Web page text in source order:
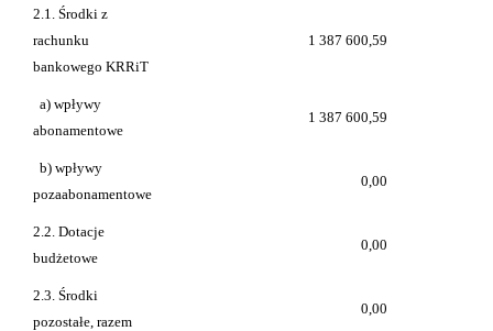
2.1. Środki z
rachunku
bankowego KRRiT
1 387 600,59
a) wpływy
abonamentowe
1 387 600,59
b) wpływy
pozaabonamentowe
0,00
2.2. Dotacje
budżetowe
0,00
2.3. Środki
pozostałe, razem
0,00